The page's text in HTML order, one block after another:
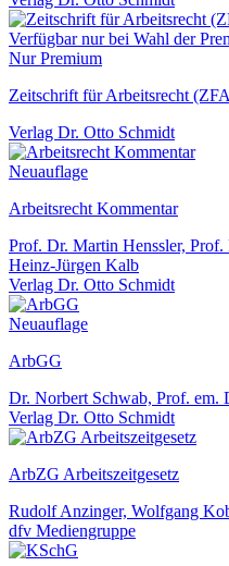
Verfügbar nur bei Wahl der
Nur Premium
Zeitschrift für Arbeitsrecht
Verlag Dr. Otto Schmidt
Neuauflage
Arbeitsrecht Kommentar
Prof. Dr. Martin Henssler,
Heinz-Jürgen Kalb
Verlag Dr. Otto Schmidt
Neuauflage
ArbGG
Dr. Norbert Schwab, Prof. em.
Verlag Dr. Otto Schmidt
ArbZG Arbeitszeitgesetz
Rudolf Anzinger, Wolfgang
dfv Mediengruppe